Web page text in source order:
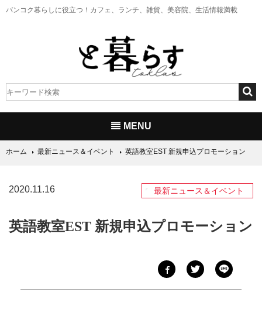
バンコク暮らしに役立つ！ カフェ、ランチ、雑貨、美容院、生活情報満載
MENU
ホーム 最新ニュース＆イベント 英語教室EST 新規申込プロモーション
2020.11.16 最新ニュース＆イベント
英語教室EST 新規申込プロモーション